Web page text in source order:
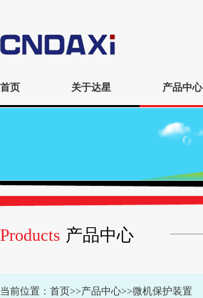
首页 关于达星 产品中心
Products 产品中心
当前位置： 首页>>产品中心>>微机保护装置